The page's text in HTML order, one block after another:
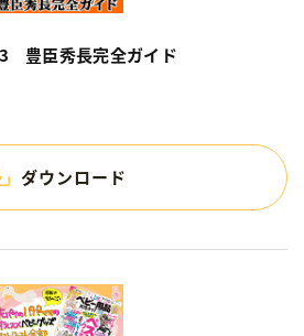
豊臣秀長完全ガイド
ダウンロード